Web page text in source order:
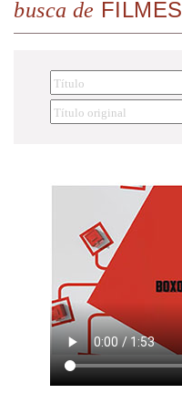
busca de FILMES